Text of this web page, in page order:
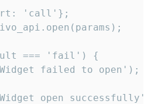
'call'};
=== 'fail') {
failed to open');
open